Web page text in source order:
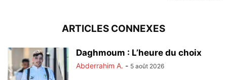
ARTICLES CONNEXES
Daghmoum : L’heure du choix
Abderrahim A. - 5 août 2026